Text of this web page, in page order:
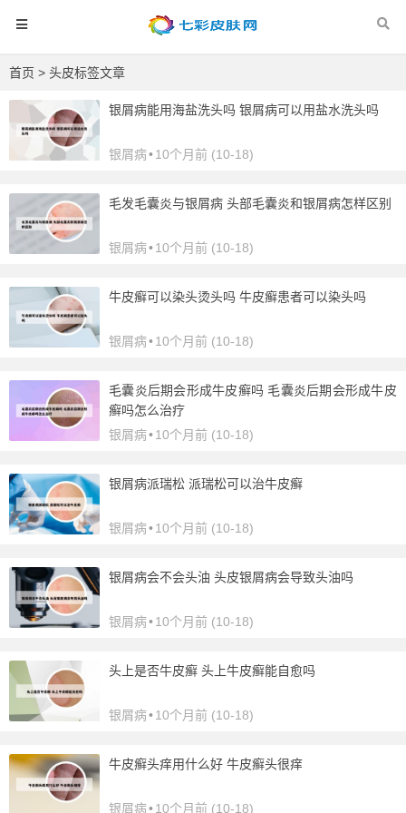
首页 > 头皮标签文章
银屑病能用海盐洗头吗 银屑病可以用盐水洗头吗
银屑病•10个月前 (10-18)
毛发毛囊炎与银屑病 头部毛囊炎和银屑病怎样区别
银屑病•10个月前 (10-18)
牛皮癣可以染头烫头吗 牛皮癣患者可以染头吗
银屑病•10个月前 (10-18)
毛囊炎后期会形成牛皮癣吗 毛囊炎后期会形成牛皮
癣吗怎么治疗
银屑病•10个月前 (10-18)
银屑病派瑞松 派瑞松可以治牛皮癣
银屑病•10个月前 (10-18)
银屑病会不会头油 头皮银屑病会导致头油吗
银屑病•10个月前 (10-18)
头上是否牛皮癣 头上牛皮癣能自愈吗
银屑病•10个月前 (10-18)
牛皮癣头痒用什么好 牛皮癣头很痒
银屑病•10个月前 (10-18)